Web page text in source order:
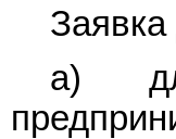
а)